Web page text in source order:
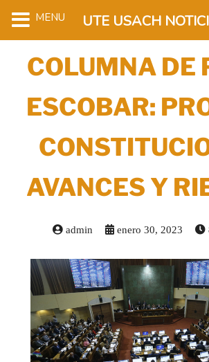
COLUMNA DE
ESCOBAR:
AVANCES Y
admin enero 30, 2023
MENU UTE USACH